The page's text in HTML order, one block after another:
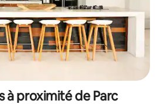
à proximité de Parc